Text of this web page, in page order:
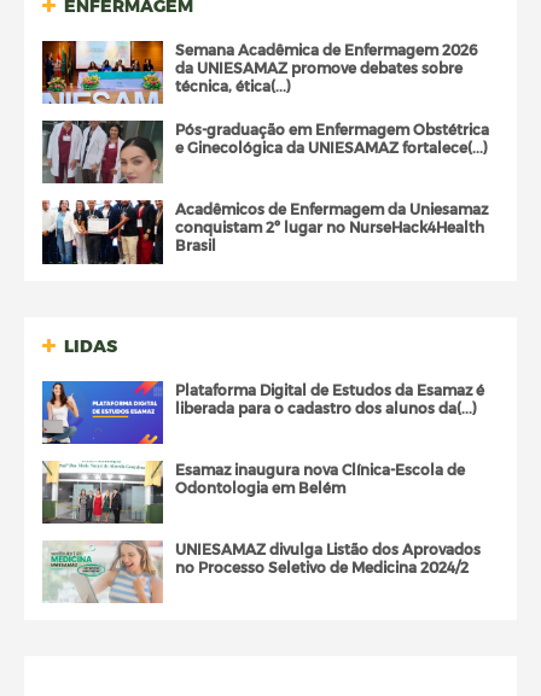
ENFERMAGEM
Semana Acadêmica de Enfermagem 2026
da UNIESAMAZ promove debates sobre
técnica, ética(...)
Pós-graduação em Enfermagem Obstétrica
e Ginecológica da UNIESAMAZ fortalece(...)
Acadêmicos de Enfermagem da Uniesamaz
conquistam 2º lugar no NurseHack4Health
Brasil
LIDAS
Plataforma Digital de Estudos da Esamaz é
liberada para o cadastro dos alunos da(...)
Esamaz inaugura nova Clínica-Escola de
Odontologia em Belém
UNIESAMAZ divulga Listão dos Aprovados
no Processo Seletivo de Medicina 2024/2